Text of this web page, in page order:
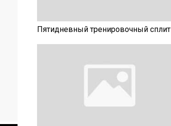
Пятидневный тренировочный сплит